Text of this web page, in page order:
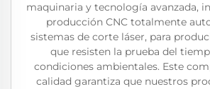
maquinaria y tecnología avanzada,
producción CNC totalmente
sistemas de corte láser, para
que resisten la prueba del
condiciones ambientales. Este
calidad garantiza que nuestros